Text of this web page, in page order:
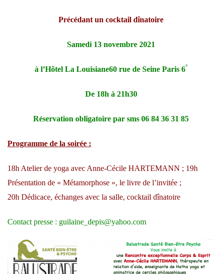
Précédant un cocktail dînatoire
Samedi 13 novembre 2021
à l’Hôtel La Louisiane60 rue de Seine Paris 6°
De 18h à 21h30
Réservation obligatoire par sms 06 84 36 31 85
Programme de la soirée :
18h Atelier de yoga avec Anne-Cécile HARTEMANN ; 19h
Présentation de « Métamorphose », le livre de l’invitée ;
20h Dédicace, échanges avec la salle, cocktail dînatoire
Contact presse : guilaine_depis@yahoo.com